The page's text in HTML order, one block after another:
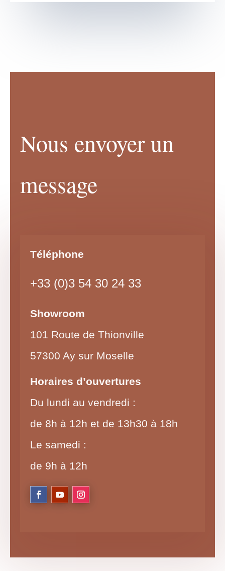
Nous envoyer un
message
Téléphone
+33 (0)3 54 30 24 33
Showroom
101 Route de Thionville
57300 Ay sur Moselle
Horaires d’ouvertures
Du lundi au vendredi :
de 8h à 12h et de 13h30 à 18h
Le samedi :
de 9h à 12h